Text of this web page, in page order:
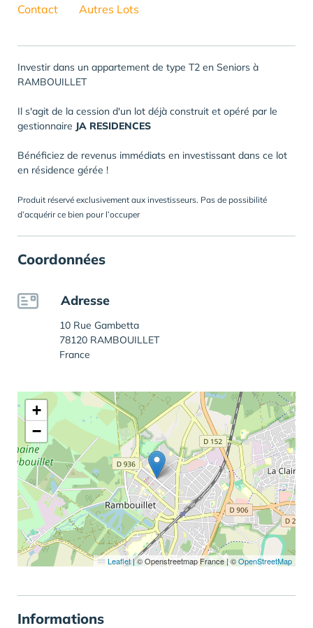
Contact
Autres Lots
Investir dans un appartement de type T2 en Seniors à
RAMBOUILLET
Il s'agit de la cession d'un lot déjà construit et opéré par le
gestionnaire JA RESIDENCES
Bénéficiez de revenus immédiats en investissant dans ce lot
en résidence gérée !
Produit réservé exclusivement aux investisseurs. Pas de possibilité
d’acquérir ce bien pour l’occuper
Coordonnées
Adresse
10 Rue Gambetta
78120 RAMBOUILLET
France
+
−
Leaflet|© Openstreetmap France | ©OpenStreetMap
Informations